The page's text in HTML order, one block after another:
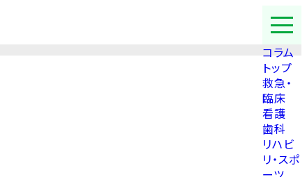
コラム
トップ
救急・
臨床
看護
歯科
リハビ
リ・スポ